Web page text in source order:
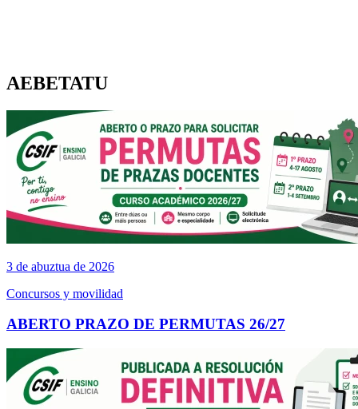
AEBETATU
3 de abuztua de 2026
Concursos y movilidad
ABERTO PRAZO DE PERMUTAS 26/27